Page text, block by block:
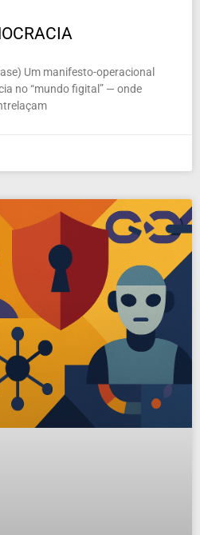
Um manifesto-operacional
no “mundo figital” — onde